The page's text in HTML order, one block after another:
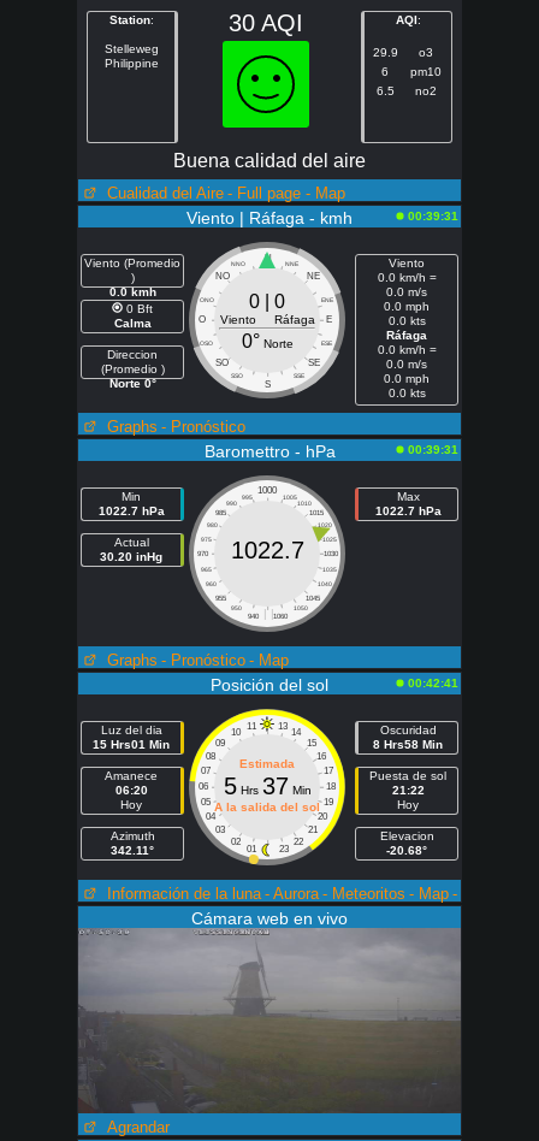
Station:
Stelleweg
Philippine
30 AQI AQI:
29.9
o3
6
pm10
6.5
no2
Buena calidad del aire
Cualidad del Aire - Full page - Map
Viento | Ráfaga - kmh 00:39:31
Viento (Promedio
)
0.0 kmh
0 Bft
Calma
Direccion
(Promedio )
Norte 0°
N
NNO NNE
NO NE
ONO ENE
O E
OSO ESE
SO SE
SSO SSE
S
0 | 0
Viento Ráfaga
0° Norte
Viento
0.0 km/h =
0.0 m/s
0.0 mph
0.0 kts
Ráfaga
0.0 km/h =
0.0 m/s
0.0 mph
0.0 kts
Graphs - Pronóstico
Baromettro - hPa 00:39:31
Min
1022.7 hPa
Actual
30.20 inHg
1000
995
1005
990
1010
985
1015
980
1020
975
1025
970
1030
965
1035
960
1040
955
1045
950
1050
940
1060
| |
1022.7
Max
1022.7 hPa
Graphs - Pronóstico - Map
Posición del sol 00:42:41
Luz del dia
15 Hrs01 Min
Amanece
06:20
Hoy
Azimuth
342.11°
11 13
10
14
09
15
08
16
07
17
06
18
05
19
04
20
03
21
02
22
01 23
Estimada
5Hrs 37 Min
A la salida del sol
Oscuridad
8 Hrs58 Min
Puesta de sol
21:22
Hoy
Elevacion
-20.68°
Información de la luna - Aurora - Meteoritos - Map -
ISS
Cámara web en vivo
Agrandar